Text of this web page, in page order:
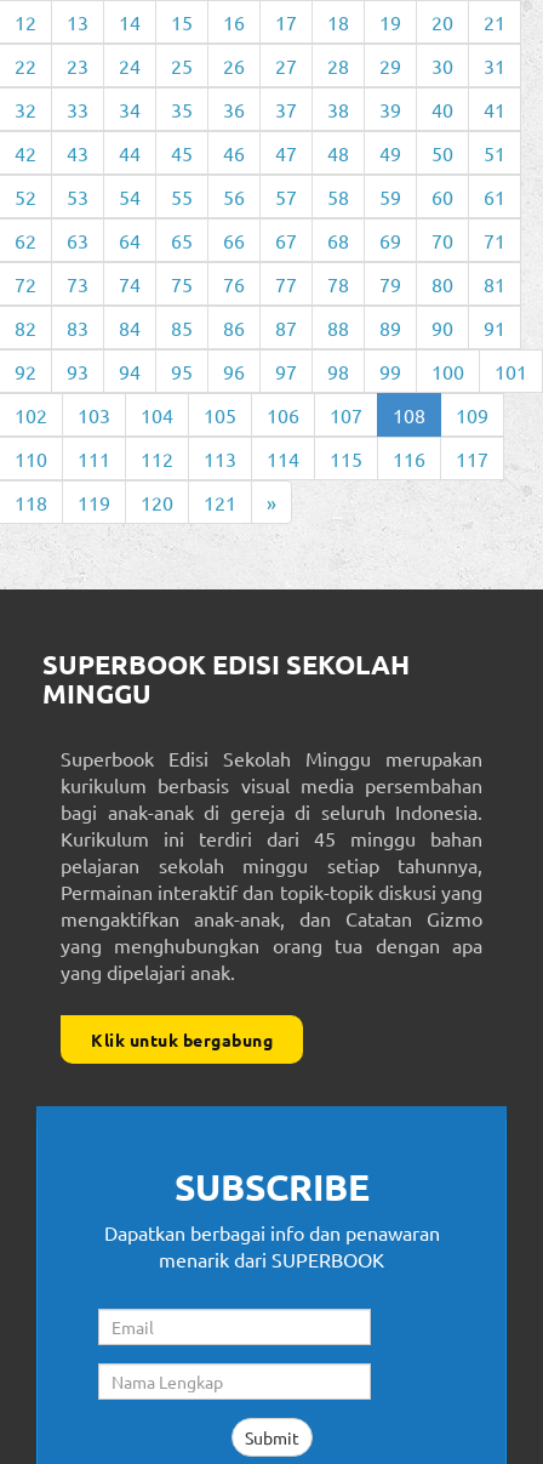
12
13 14 15 16 17 18 19 20
21
22
23 24 25 26 27 28 29 30
31
32
33 34 35 36 37 38 39 40
41
42
43 44 45 46 47 48 49 50
51
52
53 54 55 56 57 58 59 60
61
62
63 64 65 66 67 68 69 70
71
72
73 74 75 76 77 78 79 80
81
82
83 84 85 86 87 88 89 90
91
92
93 94 95 96 97 98 99 100
101
102
103 104 105 106 107 108
109
110
111 112 113 114 115 116
117
118
119 120 121 »
SUPERBOOK EDISI SEKOLAH
MINGGU
Superbook Edisi Sekolah Minggu merupakan
kurikulum berbasis visual media persembahan
bagi anak-anak di gereja di seluruh Indonesia.
Kurikulum ini terdiri dari 45 minggu bahan
pelajaran sekolah minggu setiap tahunnya,
Permainan interaktif dan topik-topik diskusi yang
mengaktifkan anak-anak, dan Catatan Gizmo
yang menghubungkan orang tua dengan apa
yang dipelajari anak.
Klik untuk bergabung
SUBSCRIBE
Dapatkan berbagai info dan penawaran
menarik dari SUPERBOOK